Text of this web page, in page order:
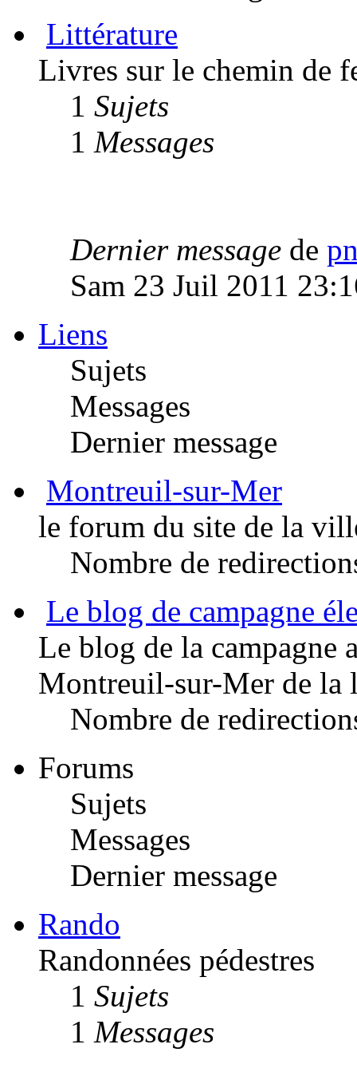
Littérature
Livres sur le chemin de
1 Sujets
1 Messages
Dernier message de
Sam 23 Juil 2011
Liens
Sujets
Messages
Dernier message
Montreuil-sur-Mer
le forum du site de la
Nombre de
Le blog de campagne
Le blog de la campagne
Montreuil-sur-Mer de
Nombre de
Forums
Sujets
Messages
Dernier message
Rando
Randonnées pédestres
1 Sujets
1 Messages